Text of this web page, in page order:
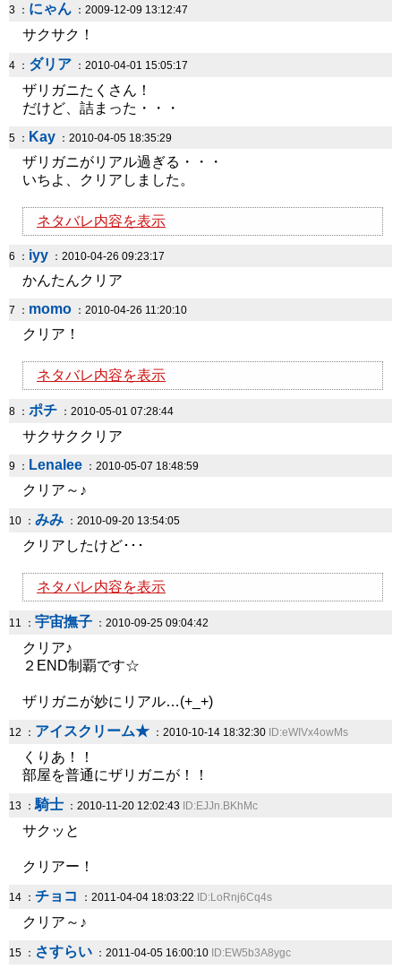
3 ： にゃん ：2009-12-09 13:12:47
サクサク！
4 ： ダリア ：2010-04-01 15:05:17
ザリガニたくさん！
だけど、詰まった・・・
5 ： Kay ：2010-04-05 18:35:29
ザリガニがリアル過ぎる・・・
いちよ、クリアしました。
ネタバレ内容を表示
6 ： iyy ：2010-04-26 09:23:17
かんたんクリア
7 ： momo ：2010-04-26 11:20:10
クリア！
ネタバレ内容を表示
8 ： ポチ ：2010-05-01 07:28:44
サクサククリア
9 ： Lenalee ：2010-05-07 18:48:59
クリア～♪
10 ： みみ ：2010-09-20 13:54:05
クリアしたけど･･･
ネタバレ内容を表示
11 ： 宇宙撫子 ：2010-09-25 09:04:42
クリア♪
２END制覇です☆
ザリガニが妙にリアル…(+_+)
12 ： アイスクリーム★ ：2010-10-14 18:32:30 ID:eWIVx4owMs
くりあ！！
部屋を普通にザリガニが！！
13 ：騎士 ：2010-11-20 12:02:43 ID:EJJn.BKhMc
サクッと
クリアー！
14 ： チョコ ：2011-04-04 18:03:22 ID:LoRnj6Cq4s
クリア～♪
15 ： さすらい ：2011-04-05 16:00:10 ID:EW5b3A8ygc